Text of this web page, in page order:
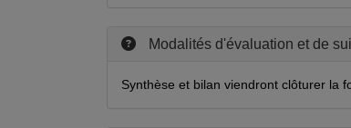
Modalités d'évaluation et de
Synthèse et bilan viendront clôturer la